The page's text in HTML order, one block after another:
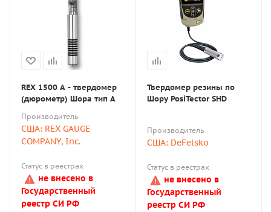
которого замеряют и делают вывод о твёрдости
Таким образом можно проводить измерения на
образцах толщиной 6 мм и более на расстоянии от 12
Типы приборов
Международный стандарт ASTM D2240 содержит 12
индексов измерений по Шору: A, B, C, D, D0, E, M, 0, 00,
000, 000-S и R.
В каталоге компании «Восток-7» представлены два
REX 1500 A - твердомер
(дюрометр) Шора тип А
Производитель
США: REX GAUGE
COMPANY, Inc.
Статус в реестрах
не внесено в
Государственный
реестр СИ РФ
Твердомер резины по
Шору PosiTector SHD
Производитель
США: DeFelsko
Статус в реестрах
не внесено в
Государственный
реестр СИ РФ